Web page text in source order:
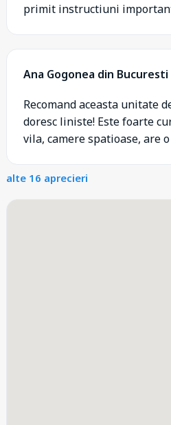
primit instructiuni
Ana Gogonea din Bucuresti
Recomand aceasta unitate
doresc liniste! Este foarte
vila, camere spatioase, are
alte 16 aprecieri